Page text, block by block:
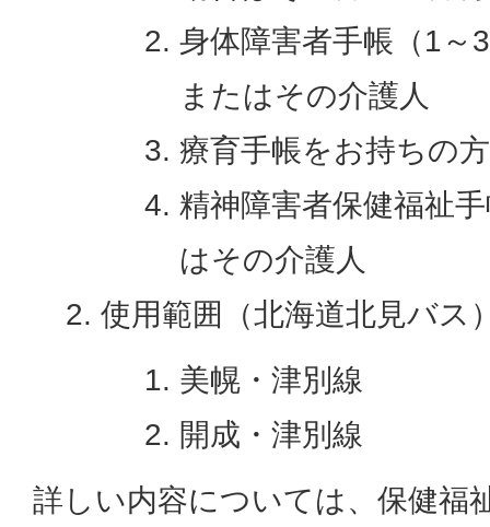
身体障害者手帳（1～
またはその介護人
療育手帳をお持ちの
精神障害者保健福祉
はその介護人
使用範囲（北海道北見バス
美幌・津別線
開成・津別線
詳しい内容については、保健福